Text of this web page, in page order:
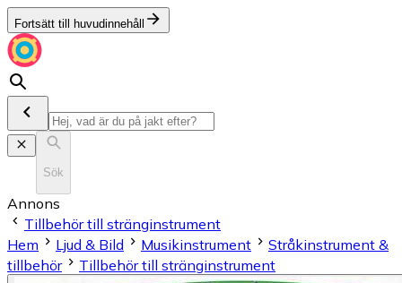
Fortsätt till huvudinnehåll
Sök
Annons
Till­be­hör till stränginstrument
Hem
Ljud & Bild Musikinstrument
Stråkinstrument &
tillbehör
Till­be­hör till stränginstrument